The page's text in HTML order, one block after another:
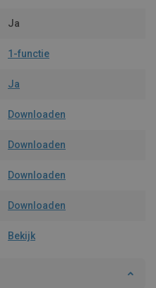
Ja
1-functie
Ja
Downloaden
Downloaden
Downloaden
Downloaden
Bekijk